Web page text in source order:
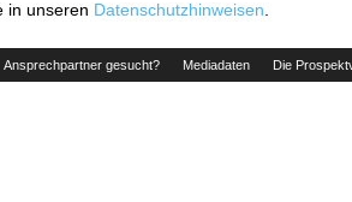
in unseren Datenschutzhinweisen
Ansprechpartner gesucht? Mediadaten Die